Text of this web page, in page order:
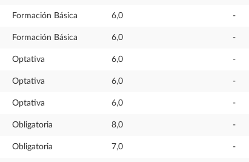
Formación Básica 6,0 -
Formación Básica 6,0 -
Optativa 6,0 -
Optativa 6,0 -
Optativa 6,0 -
Obligatoria 8,0 -
Obligatoria 7,0 -